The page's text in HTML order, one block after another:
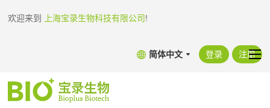
欢迎来到 上海宝录生物科技有限公司!
简体中文 登录 注册